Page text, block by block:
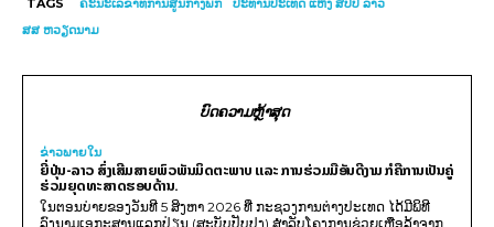
TAGS ຄະນະເລຂາທິການສູນກາງພັກ
ປະທານປະເທດ ແຫ່ງ ສປປ ລາວ
ສສ ຫວຽດນາມ
ບົດຄວາມຫຼ້າສຸດ
ຂ່າວພາຍ​ໃນ
ຍີ່ປຸ່ນ-ລາວ ສົ່ງເສີມສາຍພົວພັນມິດຕະພາບ ແລະ ການຮ່ວມມືອັນດີງາມ ກໍຄືການເປັນຄູ່
ຮ່ວມຍຸດທະສາດຮອບດ້ານ.
ໃນຕອນບ່າຍຂອງວັນທີ 5 ສິງຫາ 2026 ທີ່ ກະຊວງການຕ່າງປະເທດ ໄດ້ມີພິທີ
ລົງນາມເອກະສານແລກປ່ຽນ (ສະບັບປັບປຸງ) ສໍາລັບໂຄງການຊ່ວຍເຫຼືອລ້າຈາກ